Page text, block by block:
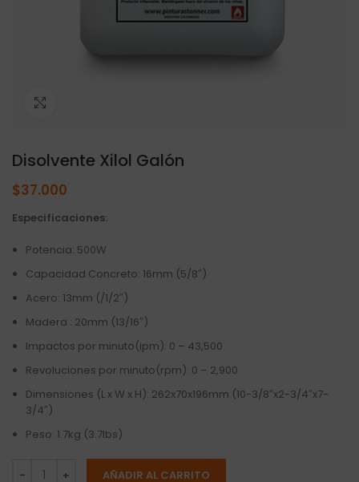
Disolvente Xilol Galón
$37.000
Especificaciones:
Potencia: 500W
Capacidad Concreto: 16mm (5/8″)
Acero: 13mm (/1/2″)
Madera : 20mm (13/16″)
Impactos por minuto(ipm): 0 – 43,500
Revoluciones por minuto(rpm): 0 – 2,900
Dimensiones (L x W x H): 262x70x196mm (10-3/8″x2-3/4″x7-
3/4″)
Peso: 1.7kg (3.7lbs)
AÑADIR AL CARRITO